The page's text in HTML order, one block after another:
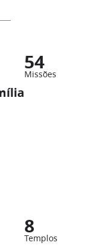
54
Missões
8
Templos